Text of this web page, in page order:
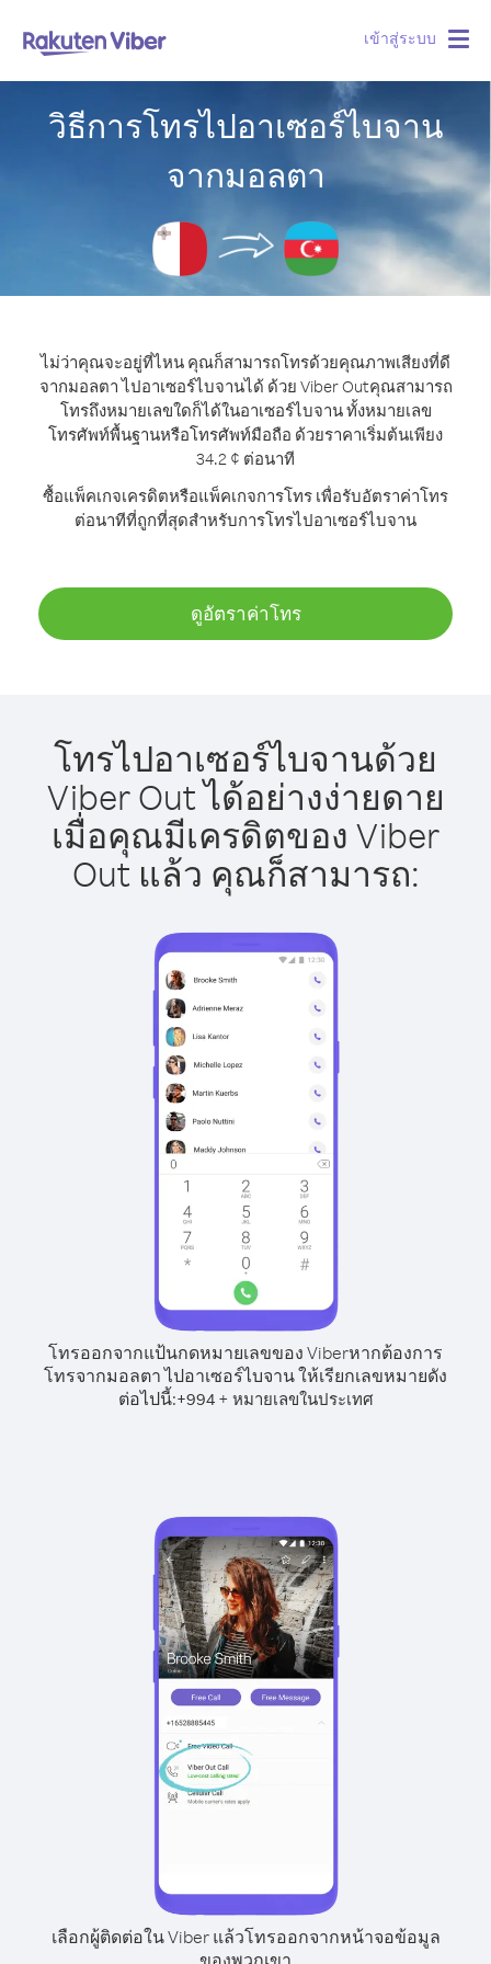
เข้าสู่ระบบ
วิธีการโทรไปอาเซอร์ไบจาน
จากมอลตา
ไม่ว่าคุณจะอยู่ที่ไหน คุณก็สามารถโทรด้วยคุณภาพเสียงที่ดี
จากมอลตา ไปอาเซอร์ไบจานได้ ด้วย Viber Outคุณสามารถ
โทรถึงหมายเลขใดก็ได้ในอาเซอร์ไบจาน ทั้งหมายเลข
โทรศัพท์พื้นฐานหรือโทรศัพท์มือถือ ด้วยราคาเริ่มต้นเพียง
34.2 ¢ ต่อนาที
ซื้อแพ็คเกจเครดิตหรือแพ็คเกจการโทร เพื่อรับอัตราค่าโทร
ต่อนาทีที่ถูกที่สุดสำหรับการโทรไปอาเซอร์ไบจาน
ดูอัตราค่าโทร
โทรไปอาเซอร์ไบจานด้วย
Viber Out ได้อย่างง่ายดาย
เมื่อคุณมีเครดิตของ Viber
Out แล้ว คุณก็สามารถ:
โทรออกจากแป้นกดหมายเลขของ Viberหากต้องการ
โทรจากมอลตา ไปอาเซอร์ไบจาน ให้เรียกเลขหมายดัง
ต่อไปนี้:+994+ หมายเลขในประเทศ
เลือกผู้ติดต่อใน Viber แล้วโทรออกจากหน้าจอข้อมูล
ของพวกเขา